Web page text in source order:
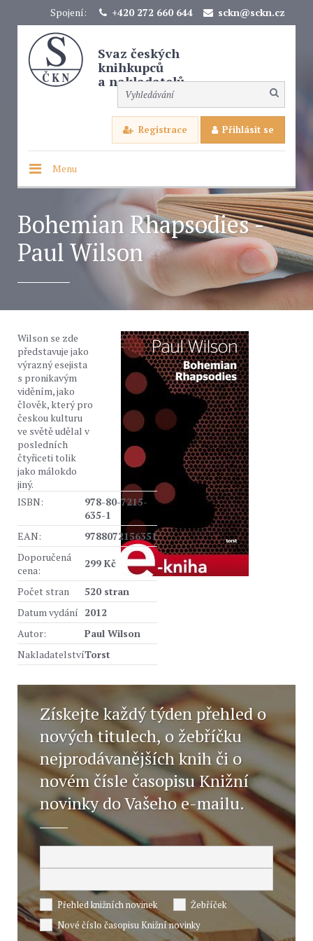
Spojení: +420 272 660 644 sckn@sckn.cz
Svaz českých
knihkupců
a nakladatelů
Registrace Přihlásit se
Menu
Bohemian Rhapsodies -
Paul Wilson
Wilson se zde
představuje jako
výrazný esejista
s pronikavým
viděním, jako
člověk, který pro
českou kulturu
ve světě udělal v
posledních
čtyřiceti tolik
jako málokdo
jiný.
ISBN:
978-80-7215-
635-1
EAN:
9788072156351
Doporučená
cena:
299 Kč
Počet stran
520 stran
Datum vydání 2012
Autor:
Paul Wilson
NakladatelstvíTorst
Získejte každý týden přehled o
nových titulech, o žebříčku
nejprodávanějších knih či o
novém čísle časopisu Knižní
novinky do Vašeho e-mailu.
Přehled knižních novinek
Žebříček
Nové číslo časopisu Knižní novinky